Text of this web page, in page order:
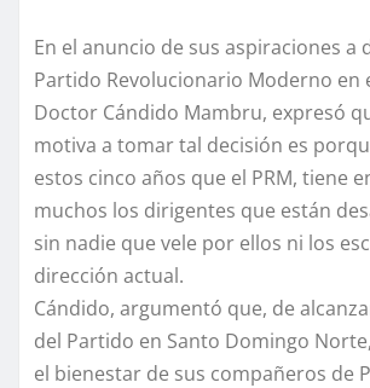
En el anuncio de sus aspiraciones a
Partido Revolucionario Moderno en
Doctor Cándido Mambru, expresó
motiva a tomar tal decisión es
estos cinco años que el PRM, tiene
muchos los dirigentes que están
sin nadie que vele por ellos ni los
dirección actual.
Cándido, argumentó que, de
del Partido en Santo Domingo
el bienestar de sus compañeros de